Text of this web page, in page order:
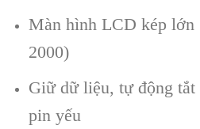
Màn hình LCD kép lớn
2000)
Giữ dữ liệu, tự động tắt
pin yếu